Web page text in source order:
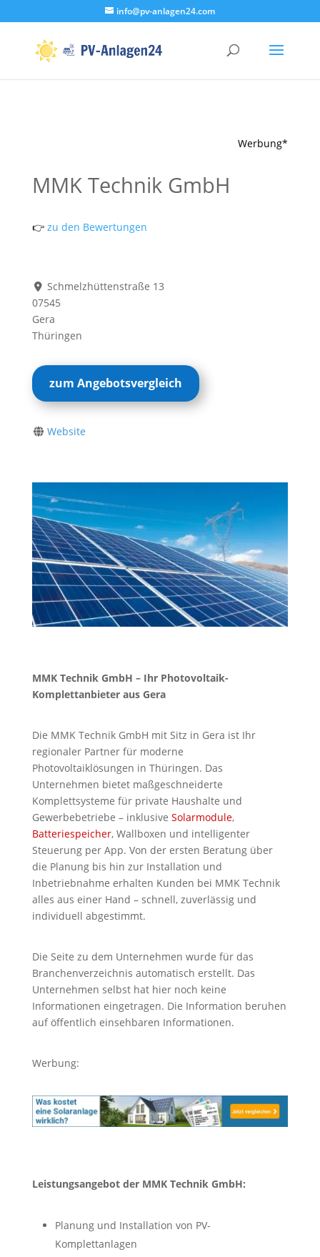
info@pv-anlagen24.com
Werbung*
MMK Technik GmbH
👉zu den Bewertungen
Schmelzhüttenstraße 13
07545
Gera
Thüringen
zum Angebotsvergleich
Website
MMK Technik GmbH – Ihr Photovoltaik-
Komplettanbieter aus Gera
Die MMK Technik GmbH mit Sitz in Gera ist Ihr
regionaler Partner für moderne
Photovoltaiklösungen in Thüringen. Das
Unternehmen bietet maßgeschneiderte
Komplettsysteme für private Haushalte und
Gewerbebetriebe – inklusive Solarmodule,
Batteriespeicher, Wallboxen und intelligenter
Steuerung per App. Von der ersten Beratung über
die Planung bis hin zur Installation und
Inbetriebnahme erhalten Kunden bei MMK Technik
alles aus einer Hand – schnell, zuverlässig und
individuell abgestimmt.
Die Seite zu dem Unternehmen wurde für das
Branchenverzeichnis automatisch erstellt. Das
Unternehmen selbst hat hier noch keine
Informationen eingetragen. Die Information beruhen
auf öffentlich einsehbaren Informationen.
Werbung:
Leistungsangebot der MMK Technik GmbH:
Planung und Installation von PV-
Komplettanlagen